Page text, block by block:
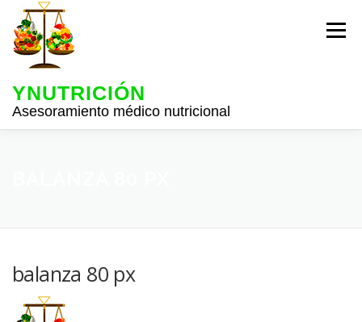
Saltar
contenido
YNUTRICIÓN
Asesoramiento médico nutricional
Menú
Blogs P. Intelectual
balanza 80 px